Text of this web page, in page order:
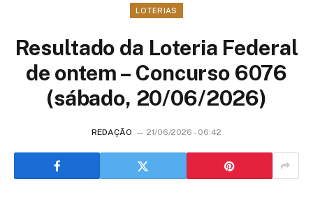
LOTERIAS
Resultado da Loteria Federal
de ontem – Concurso 6076
(sábado, 20/06/2026)
REDAÇÃO 21/06/2026 - 06:42